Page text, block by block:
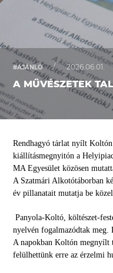
#AJÁNLÓ / 2026.06.01.
A MŰVÉSZETEK
Rendhagyó tárlat nyílt
kiállításmegnyitón a
MA Egyesület közösen
A Szatmári Alkotótáborban
év pillanatait mutatja be
Panyola-Koltó, költészet-
nyelvén fogalmazódtak meg.
A napokban Koltón megnyílt
felülhettünk erre az érzelmi